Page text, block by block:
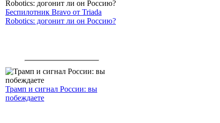
Беспилотник Bravo от Triada
Robotics: догонит ли он Россию?
Трамп и сигнал России: вы
побеждаете